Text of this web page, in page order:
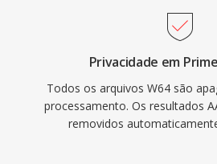
Privacidade em
Todos os arquivos W64 são
processamento. Os resultados
removidos